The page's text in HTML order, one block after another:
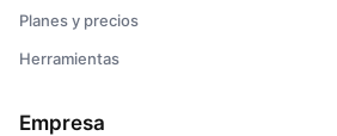
Planes y precios
Herramientas
Empresa